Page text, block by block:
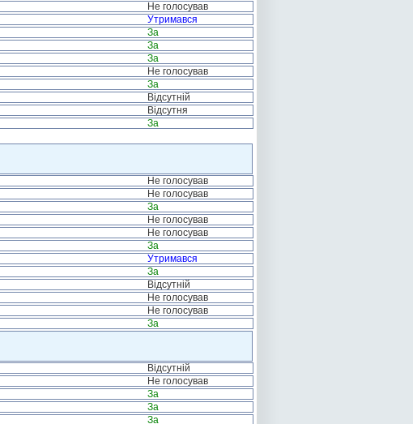
Не голосував
Утримався
За
За
За
Не голосував
За
Відсутній
Відсутня
За
Не голосував
Не голосував
За
Не голосував
Не голосував
За
Утримався
За
Відсутній
Не голосував
Не голосував
За
Відсутній
Не голосував
За
За
За